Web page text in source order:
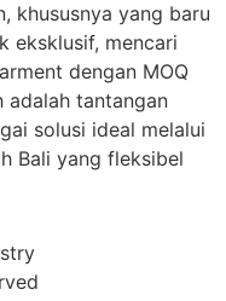
khususnya yang baru
eksklusif, mencari
dengan MOQ
adalah tantangan
solusi ideal melalui
Bali yang fleksibel